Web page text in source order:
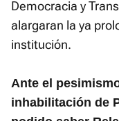
Democracia y
alargaran la ya
institución.
Ante el
inhabilitación de